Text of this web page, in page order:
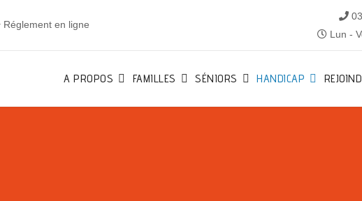
Réglement en ligne
Lun -
A PROPOS FAMILLES SÉNIORS HANDICAP